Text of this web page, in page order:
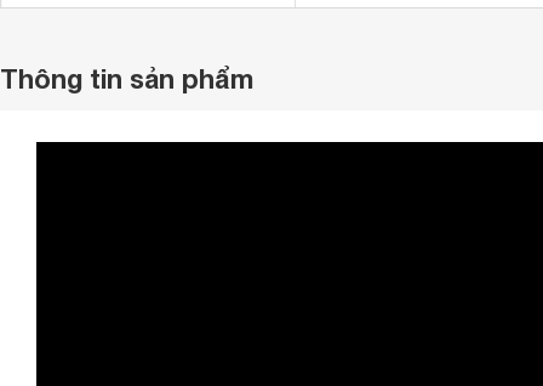
Thông tin sản phẩm